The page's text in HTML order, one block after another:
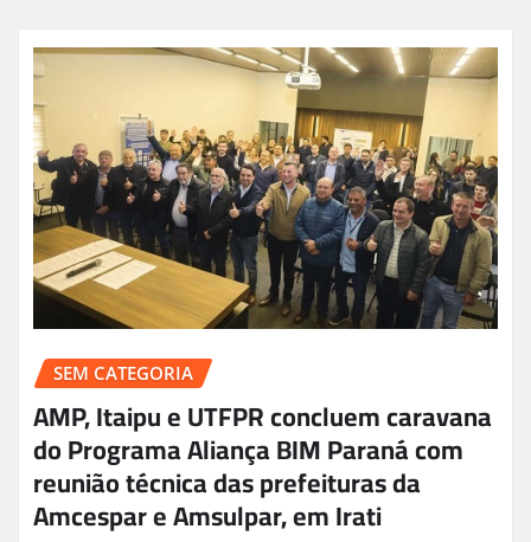
SEM CATEGORIA
AMP, Itaipu e UTFPR concluem caravana
do Programa Aliança BIM Paraná com
reunião técnica das prefeituras da
Amcespar e Amsulpar, em Irati